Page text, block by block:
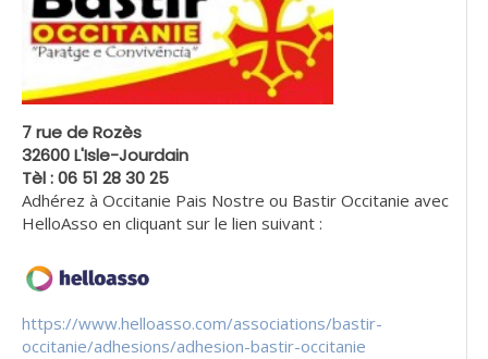
7 rue de Rozès
32600 L'Isle-Jourdain
Tèl : 06 51 28 30 25
Adhérez à Occitanie Pais Nostre ou Bastir Occitanie avec
HelloAsso en cliquant sur le lien suivant :
https://www.helloasso.com/associations/bastir-
occitanie/adhesions/adhesion-bastir-occitanie